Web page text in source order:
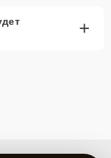
детали.
оригинал, или
себя
+